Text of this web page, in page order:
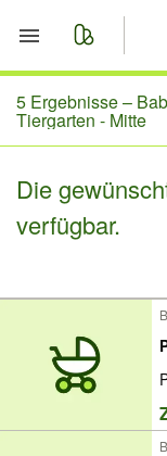
Start
Merkliste
5 Ergebnisse –
Tiergarten - Mitte
Die
verfügbar.